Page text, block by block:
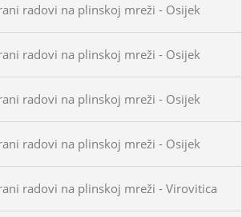
radovi na plinskoj mreži - Osijek
radovi na plinskoj mreži - Osijek
radovi na plinskoj mreži - Osijek
radovi na plinskoj mreži - Osijek
radovi na plinskoj mreži - Virovitica